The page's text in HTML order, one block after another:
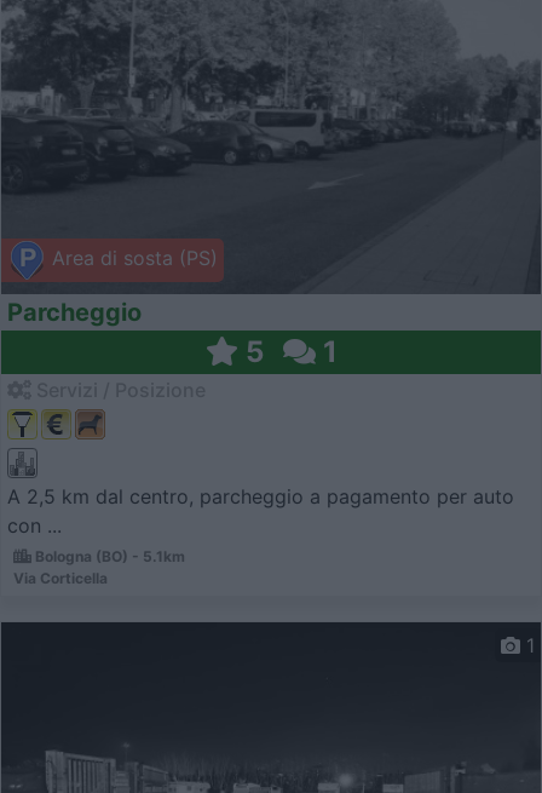
Area di sosta (PS)
Parcheggio
5 1
A 2,5 km dal centro, parcheggio a pagamento per auto
con ...
Bologna (BO) - 5.1km
Via Corticella
1